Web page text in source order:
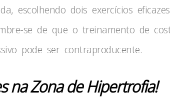
escolhendo dois exercícios
se de que o treinamento de
pode ser contraproducente.
na Zona de Hipertrofia!